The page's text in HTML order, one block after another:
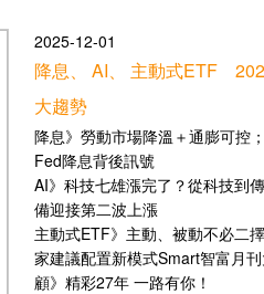
2025-12-01
降息、 AI、 主動式ETF
大趨勢
降息》勞動市場降溫＋通膨可控
Fed降息背後訊號
AI》科技七雄漲完了？從科技到
備迎接第二波上漲
主動式ETF》主動、被動不必二
家建議配置新模式Smart智富月
顧》精彩27年 一路有你！